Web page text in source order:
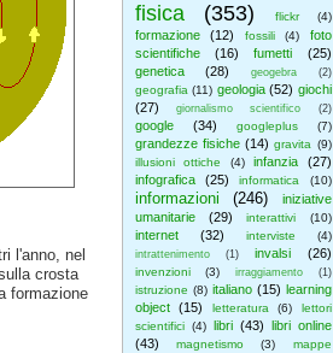
fisica (353) flickr (4)
formazione (12) fossili (4)
foto
scientifiche
(16) fumetti
(25)
genetica
(28) geogebra (2)
geografia (11) geologia (52) giochi
(27)
giornalismo scientifico (2)
google (34) googleplus (7)
grandezze fisiche (14) gravita (9)
illusioni ottiche
(4) infanzia
(27)
infografica
(25) informatica (10)
informazioni (246)
iniziative
umanitarie
(29) interattivi (10)
internet (32) interviste (4)
intrattenimento (1) invalsi (26)
invenzioni (3) irraggiamento (1)
istruzione (8) italiano (15) learning
object
(15) letteratura (6)
lettori
scientifici (4) libri (43) libri online
(43)
magnetismo (3)
mappe
l'anno, nel
crosta
formazione